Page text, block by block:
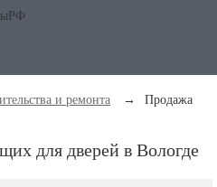
и ремонта →
Продажа
для дверей в Вологде